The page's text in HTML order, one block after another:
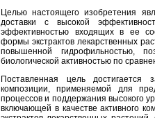
Целью настоящего изобретения
доставки с высокой
эффективностью входящих в ее
формы экстрактов лекарственных
повышенной гидрофильностью,
биологической активностью по
Поставленная цель достигается
композиции, применяемой для
процессов и поддержания высокого
включающей в качестве активного